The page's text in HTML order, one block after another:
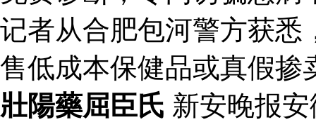
记者从合肥包河警方获悉
售低成本保健品或真假掺
壯陽藥屈臣氏 新安晚报